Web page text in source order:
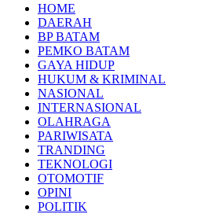
HOME
DAERAH
BP BATAM
PEMKO BATAM
GAYA HIDUP
HUKUM & KRIMINAL
NASIONAL
INTERNASIONAL
OLAHRAGA
PARIWISATA
TRANDING
TEKNOLOGI
OTOMOTIF
OPINI
POLITIK